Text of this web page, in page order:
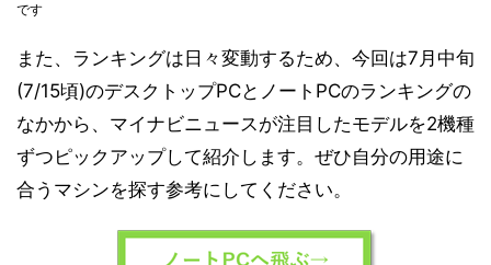
です
また、ランキングは日々変動するため、今回は7月中旬
(7/15頃)のデスクトップPCとノートPCのランキングの
なかから、マイナビニュースが注目したモデルを2機種
ずつピックアップして紹介します。ぜひ自分の用途に
合うマシンを探す参考にしてください。